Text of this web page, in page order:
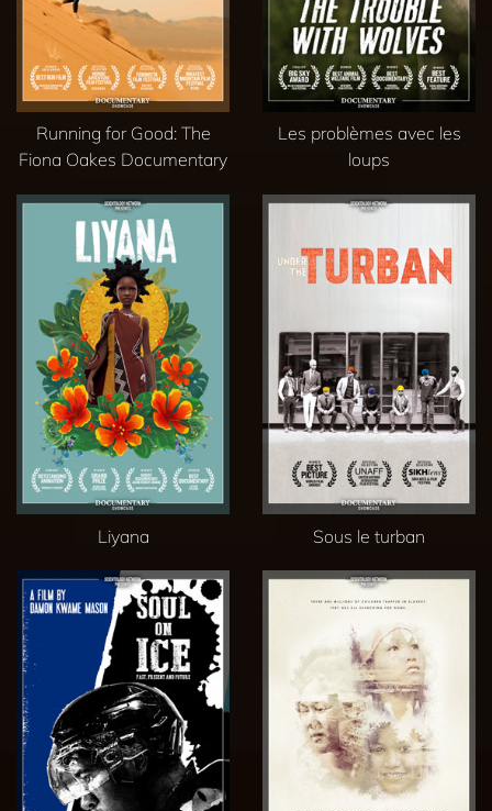
Running for Good: The
Fiona Oakes Documentary
Les problèmes avec les
loups
Liyana Sous le turban